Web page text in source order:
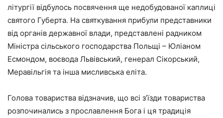
літургії відбулось посвячення ще недобудованої каплиці
святого Губерта. На святкування прибули представники
від органів державної влади, представлені радником
Міністра сільського господарства Польщі – Юліаном
Есмондом, воєвода Львівський, генерал Сікорський,
Меравільгія та інша мисливська еліта.
Голова товариства відзначив, що всі з’їзди товариства
розпочинались з прославлення Бога і ця традиція